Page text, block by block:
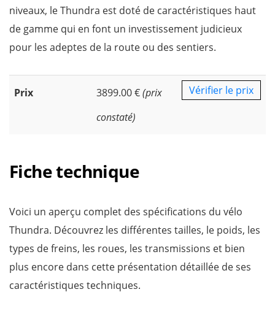
niveaux, le Thundra est doté de caractéristiques haut
de gamme qui en font un investissement judicieux
pour les adeptes de la route ou des sentiers.
Prix 3899.00 €(prix
constaté)
Vérifier le prix
Fiche technique
Voici un aperçu complet des spécifications du vélo
Thundra. Découvrez les différentes tailles, le poids, les
types de freins, les roues, les transmissions et bien
plus encore dans cette présentation détaillée de ses
caractéristiques techniques.